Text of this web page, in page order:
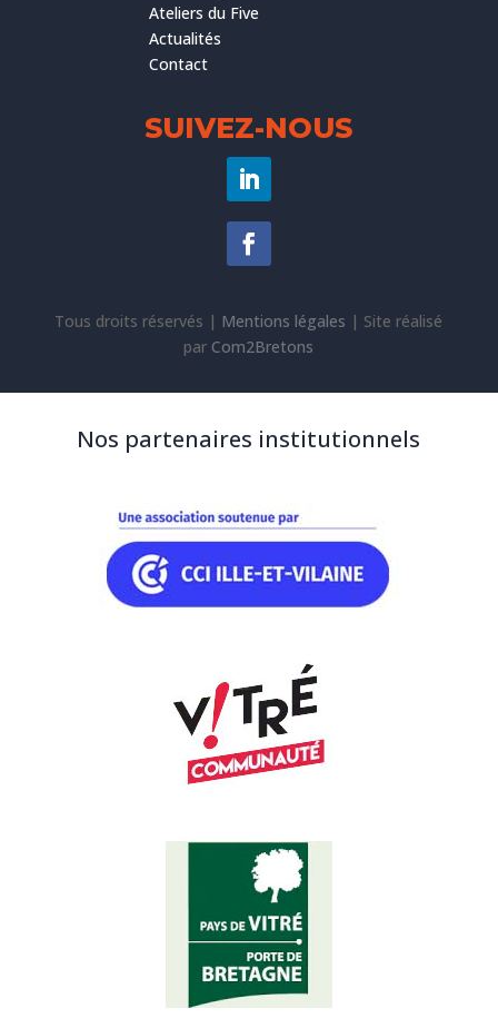
Ateliers du Five
Actualités
Contact
SUIVEZ-NOUS
Tous droits réservés | Mentions légales | Site réalisé
par Com2Bretons
Nos partenaires institutionnels